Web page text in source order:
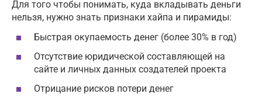
Для того чтобы понимать, куда вкладывать деньги
нельзя, нужно знать признаки хайпа и пирамиды:
Быстрая окупаемость денег (более 30% в год)
Отсутствие юридической составляющей на
сайте и личных данных создателей проекта
Отрицание рисков потери денег